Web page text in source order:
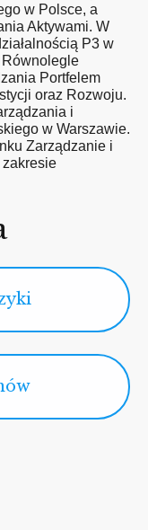
w Polsce, a
Aktywami. W
P3 w
Równolegle
Portfelem
oraz Rozwoju.
i
w Warszawie.
Zarządzanie i
zakresie